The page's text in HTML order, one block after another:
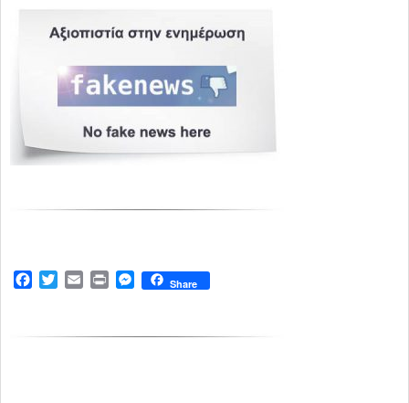
Facebook
TwitterEmailPrintMessenger
Share